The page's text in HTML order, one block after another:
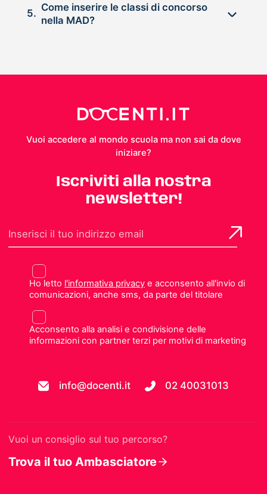
5.
Come inserire le classi di concorso
nella MAD?
Vuoi accedere al mondo scuola ma non sai da dove
iniziare?
Iscriviti alla nostra
newsletter!
Ho letto l'informativa privacye acconsento all'invio di
comunicazioni, anche sms, da parte del titolare
Acconsento alla analisi e condivisione delle
informazioni con partner terzi per motivi di marketing
info@docenti.it 02 40031013
Vuoi un consiglio sul tuo percorso?
Trova il tuo Ambasciatore